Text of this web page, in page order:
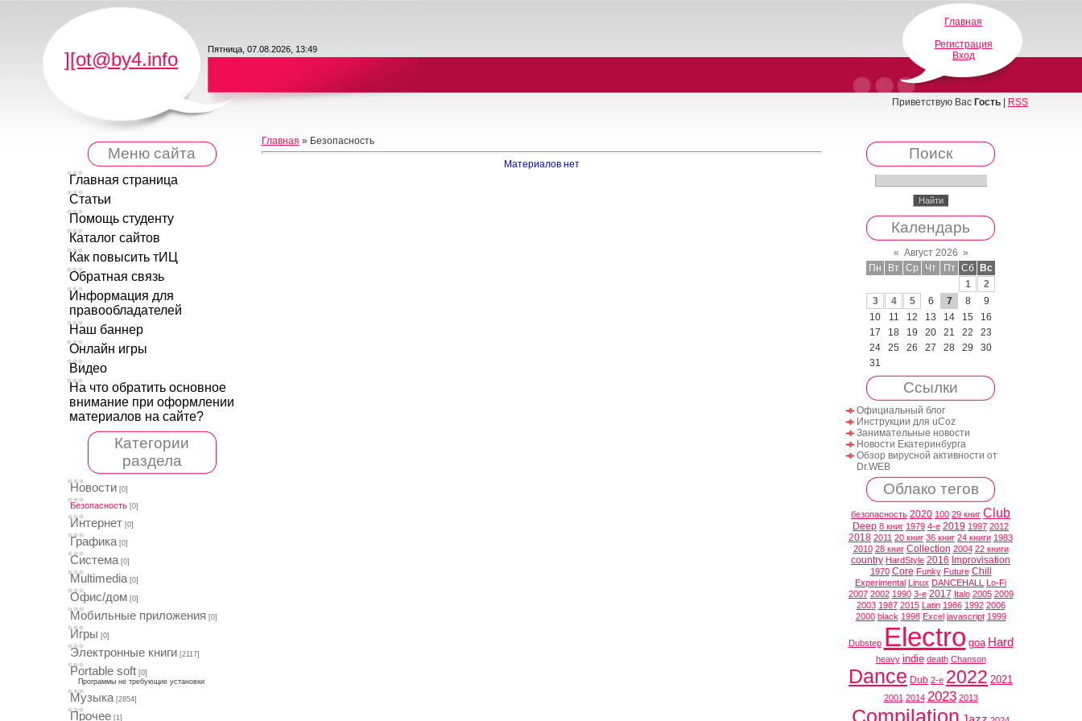
][ot@by4.info Пятница, 07.08.2026, 13:49
Главная
Регистрация
Вход
Приветствую Вас Гость| RSS
Меню сайта
Главная страница
Статьи
Помощь студенту
Каталог сайтов
Как повысить тИЦ
Обратная связь
Информация для
правообладателей
Наш баннер
Онлайн игры
Видео
На что обратить основное
внимание при оформлении
материалов на сайте?
Категории
раздела
Новости [0]
Безопасность [0]
Интернет [0]
Графика [0]
Система [0]
Multimedia [0]
Офис/дом [0]
Мобильные приложения [0]
Игры [0]
Электронные книги [2117]
Portable soft [0]
Программы не требующие установки
Музыка [2854]
Прочее [1]
Главная » Безопасность
Материалов нет
Поиск
Календарь
« Август 2026 »
Пн
Вт Ср Чт Пт Сб
Вс
1
2
3
4 5 6 7 8
9
10
11 12 13 14 15
16
17
18 19 20 21 22
23
24
25 26 27 28 29
30
31
Ссылки
Официальный блог
Инструкции для uCoz
Занимательные новости
Новости Екатеринбурга
Обзор вирусной активности от
Dr.WEB
Облако тегов
безопасность 2020 100 29 книг Club
Deep 8 книг 1979 4-е 2019 1997 2012
2018 2011 20 книг 36 книг 24 книги 1983
2010 28 книг Collection 2004 22 книги
country HardStyle 2016 Improvisation
1970 Core Funky Future Chill
Experimental Linux DANCEHALL
Lo-Fi
2007 2002 1990 3-е 2017 Italo 2005 2009
2003 1987 2015 Latin 1986 1992 2006
2000 black 1998 Excel javascript 1999
Dubstep Electro goa Hard
heavy indie death Chanson
Dance Dub 2-е 2022 2021
2001 2014 2023 2013
Compilation